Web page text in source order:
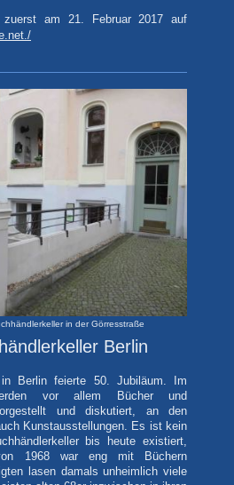
zuerst am 21. Februar 2017 auf
in der Görresstraße
Berlin
Berlin feierte 50. Jubiläum. Im
vor allem Bücher und
und diskutiert, an den
Kunstausstellungen. Es ist kein
bis heute existiert,
1968 war eng mit Büchern
lasen damals unheimlich viele